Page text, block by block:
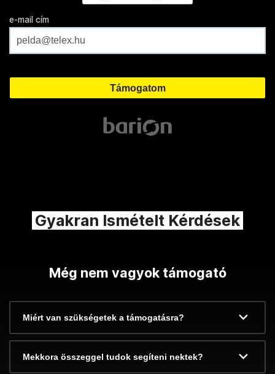
e-mail cím
Gyakran Ismételt Kérdések
Még nem vagyok támogató
Miért van szükségetek a támogatásra?
Mekkora összeggel tudok segíteni nektek?